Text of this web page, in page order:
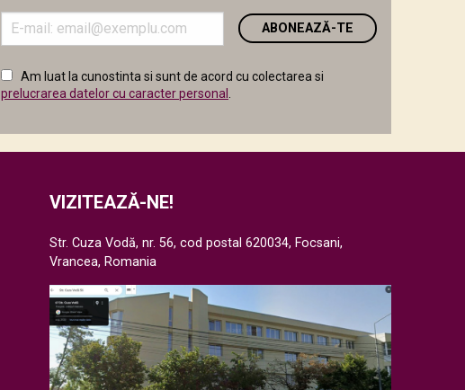
Introduceți
adresa
email
în
câmpul
Am luat la cunostinta si sunt de acord cu colectarea si
prelucrarea datelor cu caracter personal
VIZITEAZĂ-NE!
Str. Cuza Vodă, nr. 56, cod postal 620034, Focsani,
Vrancea, Romania